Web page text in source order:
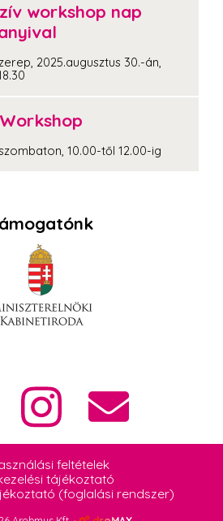
workshop nap
2025.augusztus 30.-án,
10.00-től 12.00-ig
feltételek
tájékoztató
(foglalási rendszer)